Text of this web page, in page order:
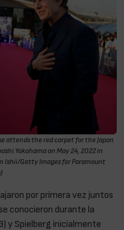
attends the red carpet for the Japan
Yokohama on May 24, 2022 in
Ishii/Getty Images for Paramount
por primera vez juntos
conocieron durante la
y Spielberg inicialmente